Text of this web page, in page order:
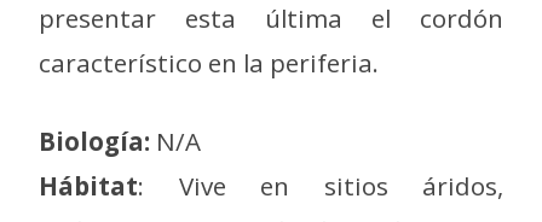
presentar esta última el cordón
característico en la periferia.
Biología: N/A
Hábitat: Vive en sitios áridos,